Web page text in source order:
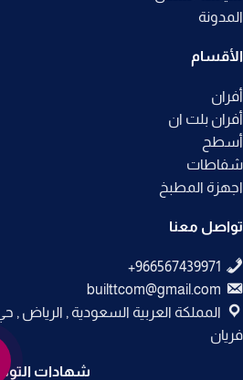
المدونة
الأقسام
أفران
أفران بلت ان
أسطح
شفاطات
اجهزة المطبخ
تواصل معنا
builttcom@gmail.com
المملكة العربية السعودية , الرياض
فريان
شهادات